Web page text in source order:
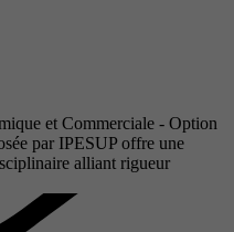
et Commerciale - Option
par IPESUP offre une
alliant rigueur